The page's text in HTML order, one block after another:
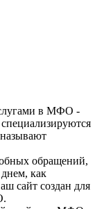
в МФО -
обращений,
как
сайт создан для